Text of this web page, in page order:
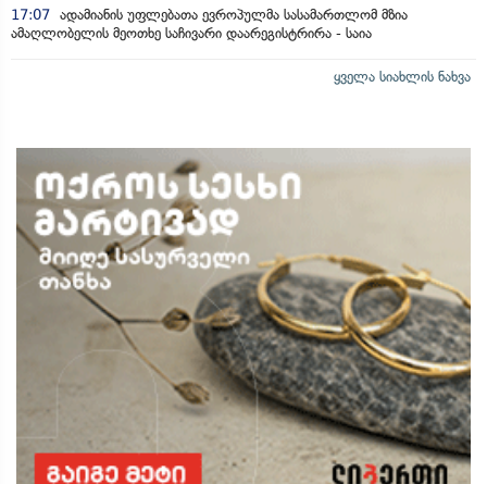
17:07 ადამიანის უფლებათა ევროპულმა სასამართლომ მზია
ამაღლობელის მეოთხე საჩივარი დაარეგისტრირა - საია
ყველა სიახლის ნახვა